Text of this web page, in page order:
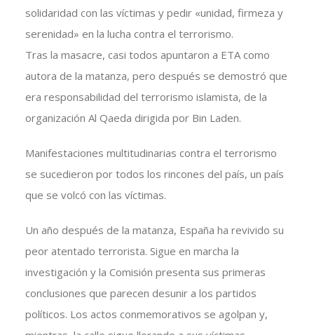
solidaridad con las víctimas y pedir «unidad, firmeza y
serenidad» en la lucha contra el terrorismo.
Tras la masacre, casi todos apuntaron a ETA como
autora de la matanza, pero después se demostró que
era responsabilidad del terrorismo islamista, de la
organización Al Qaeda dirigida por Bin Laden.
Manifestaciones multitudinarias contra el terrorismo
se sucedieron por todos los rincones del país, un país
que se volcó con las víctimas.
Un año después de la matanza, España ha revivido su
peor atentado terrorista. Sigue en marcha la
investigación y la Comisión presenta sus primeras
conclusiones que parecen desunir a los partidos
políticos. Los actos conmemorativos se agolpan y,